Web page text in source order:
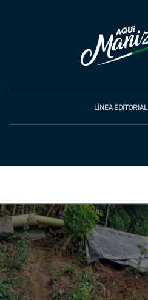
LÍNEA EDITORIAL